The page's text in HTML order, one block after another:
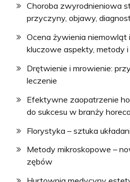
Choroba zwyrodnieniowa
przyczyny, objawy,
Ocena żywienia niemowląt
kluczowe aspekty, metody
Drętwienie i mrowienie:
leczenie
Efektywne zaopatrzenie
do sukcesu w branży horeca
Florystyka – sztuka
Metody mikroskopowe –
zębów